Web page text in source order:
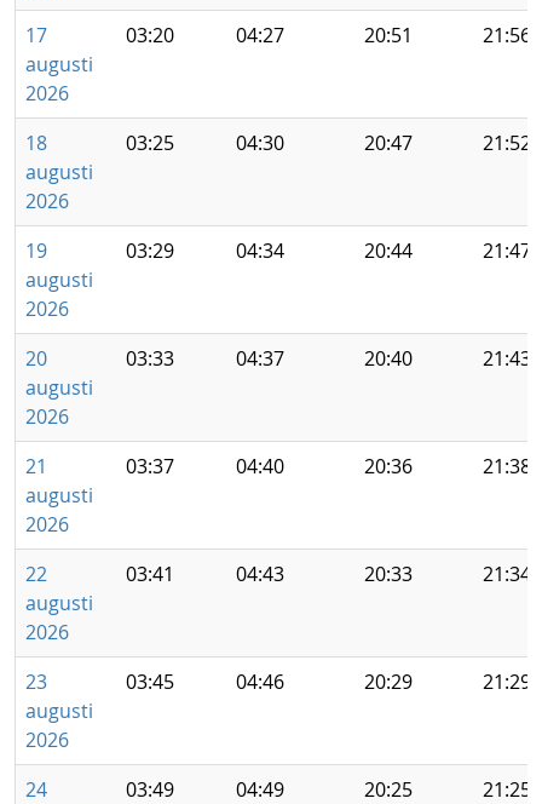
17
augusti
2026
03:20 04:27 20:51 21:56
18
augusti
2026
03:25 04:30 20:47 21:52
19
augusti
2026
03:29 04:34 20:44 21:47
20
augusti
2026
03:33 04:37 20:40 21:43
21
augusti
2026
03:37 04:40 20:36 21:38
22
augusti
2026
03:41 04:43 20:33 21:34
23
augusti
2026
03:45 04:46 20:29 21:29
24
03:49 04:49 20:25 21:25